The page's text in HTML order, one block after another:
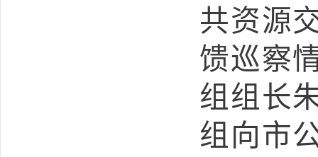
共资源
馈巡察
组组长
组向市